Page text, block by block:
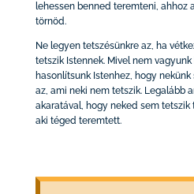
lehessen benned teremteni, ahhoz
törnöd.
Ne legyen tetszésünkre az, ha
tetszik Istennek. Mivel nem
hasonlítsunk Istenhez, hogy
az, ami neki nem tetszik. Legalább
akaratával, hogy neked sem
aki téged teremtett.